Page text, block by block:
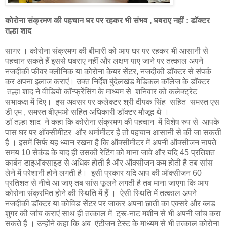
कोरोना संक्रमण की पहचान घर पर रहकर भी संभव , घबराए नहीं : डॉक्टर
तल्हा शाद
सागर । कोरोना संक्रमण की बीमारी को आप घर पर रहकर भी आसानी से
पहचान सकते हैं इससे घबराए नहीं और लक्षण पाए जाने पर तत्काल अपने
नजदीकी फीवर क्लीनिक या कोरोना केयर सेंटर, नजदीकी डॉक्टर से संपर्क
कर अपना इलाज कराएं। उक्त निर्देश बुंदेलखंड मेडिकल कॉलेज के डॉक्टर
तल्हा शाद ने वीडियो कॉन्फ्रेंसिंग के माध्यम से शनिवार को कलेक्ट्रेट
सभाकक्ष में दिए। इस अवसर पर कलेक्टर श्री दीपक सिंह सहित समस्त एस
डी एम , समस्त बीएमओ सहित अधिकारी डॉक्टर मौजूद थे ।
डॉ तल्हा शाद ने कहा कि कोरोना संक्रमण की पहचान में विशेष रुप से आपके
पास घर पर ऑक्सीमीटर और थर्मामीटर है तो पहचान आसानी से की जा सकती
है । इसमें सिर्फ यह ध्यान रखना है कि ऑक्सीमीटर में अपनी ऑक्सीजन नापते
समय 10 सेकंड के बाद ही उसकी रेटिंग को माना जावे और यदि 45 प्रतिशत
कार्बन डाइऑक्साइड से अधिक होती है और ऑक्सीजन कम होती है तब सांस
लेने में परेशानी होने लगती है। इसी प्रकार यदि आप की ऑक्सीजन 60
प्रतिशत से नीचे आ जाए तब सांस फूलने लगती है तब माना जाएगा कि आप
कोरोना संक्रमित होने की स्थिति में हैं । ऐसी स्थिति में तत्काल अपने
नजदीकी डॉक्टर या कोविड सेंटर पर जाकर अपना छाती का एक्सरे और ब्लड
शुगर की जांच कराएं साथ ही तत्काल में ट्रू-नाट मशीन से भी अपनी जांच करा
सकते हैं । उन्होंने कहा कि अब एंटीजन टेस्ट के माध्यम से भी तत्काल कोरोना